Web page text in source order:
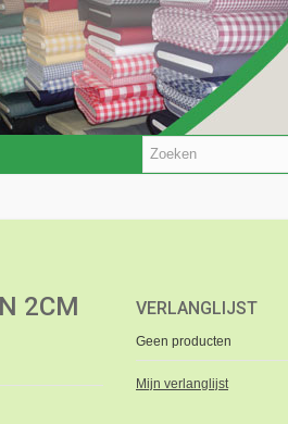
2CM VERLANGLIJST
Geen producten
Mijn verlanglijst